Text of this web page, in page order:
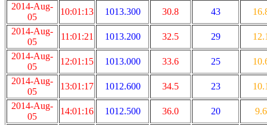
2014-Aug-
05
10:01:13 1013.300 30.8 43
2014-Aug-
05
11:01:21 1013.200 32.5 29
2014-Aug-
05
12:01:15 1013.000 33.6 25
2014-Aug-
05
13:01:17 1012.600 34.5 23
2014-Aug-
05
14:01:16 1012.500 36.0 20
9.6